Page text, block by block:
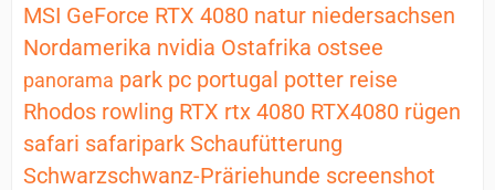
MSI GeForce RTX 4080 natur niedersachsen
Nordamerika nvidia Ostafrika ostsee
panorama park pc portugal potter reise
Rhodos rowling RTX rtx 4080 RTX4080 rügen
safari safaripark Schaufütterung
Schwarzschwanz-Präriehunde screenshot